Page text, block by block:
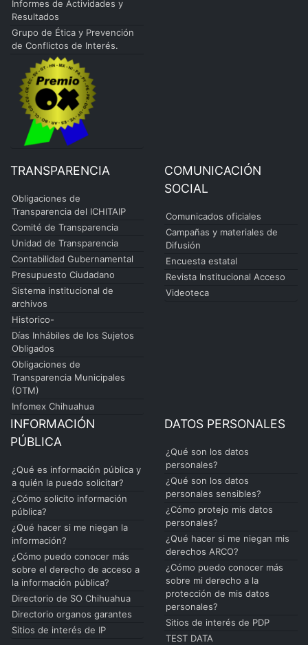
Informes de Actividades y
Resultados
Grupo de Ética y Prevención
de Conflictos de Interés.
TRANSPARENCIA
Obligaciones de
Transparencia del ICHITAIP
Comité de Transparencia
Unidad de Transparencia
Contabilidad Gubernamental
Presupuesto Ciudadano
Sistema institucional de
archivos
Historico-
Días Inhábiles de los Sujetos
Obligados
Obligaciones de
Transparencia Municipales
(OTM)
Infomex Chihuahua
COMUNICACIÓN
SOCIAL
Comunicados oficiales
Campañas y materiales de
Difusión
Encuesta estatal
Revista Institucional Acceso
Videoteca
INFORMACIÓN
PÚBLICA
¿Qué es información pública y
a quién la puedo solicitar?
¿Cómo solicito información
pública?
¿Qué hacer si me niegan la
información?
¿Cómo puedo conocer más
sobre el derecho de acceso a
la información pública?
Directorio de SO Chihuahua
Directorio organos garantes
Sitios de interés de IP
DATOS PERSONALES
¿Qué son los datos
personales?
¿Qué son los datos
personales sensibles?
¿Cómo protejo mis datos
personales?
¿Qué hacer si me niegan mis
derechos ARCO?
¿Cómo puedo conocer más
sobre mi derecho a la
protección de mis datos
personales?
Sitios de interés de PDP
TEST DATA